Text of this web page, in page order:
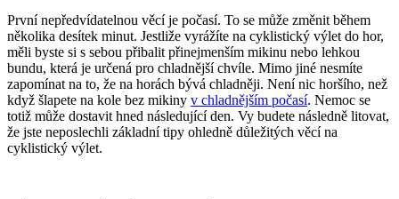
První nepředvídatelnou věcí je počasí. To se může změnit během
několika desítek minut. Jestliže vyrážíte na cyklistický výlet do hor,
měli byste si s sebou přibalit přinejmenším mikinu nebo lehkou
bundu, která je určená pro chladnější chvíle. Mimo jiné nesmíte
zapomínat na to, že na horách bývá chladněji. Není nic horšího, než
když šlapete na kole bez mikiny v chladnějším počasí. Nemoc se
totiž může dostavit hned následující den. Vy budete následně litovat,
že jste neposlechli základní tipy ohledně důležitých věcí na
cyklistický výlet.